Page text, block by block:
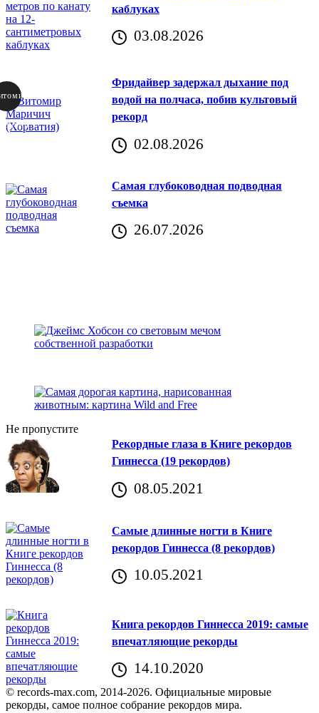
каблуках
03.08.2026
Фридайвер задержал дыхание под
водой на полчаса, побив культовый
рекорд
02.08.2026
Самая глубоководная подводная
съемка
26.07.2026
Не пропустите
Рекордные глаза в Книге рекордов
Гиннесса (19 рекордов)
08.05.2021
Самые длинные ногти в Книге
рекордов Гиннесса (8 рекордов)
10.05.2021
Книга рекордов Гиннесса 2019: самые
впечатляющие рекорды
14.10.2020
© records-max.com, 2014-2026. Официальные мировые
рекорды, самое полное собрание рекордов мира.